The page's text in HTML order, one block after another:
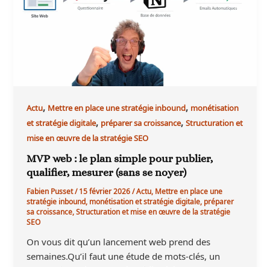
Actu, Mettre en place une stratégie inbound, monétisation
et stratégie digitale, préparer sa croissance,Structuration et
mise en œuvre de la stratégie SEO
MVP web : le plan simple pour publier,
qualifier, mesurer (sans se noyer)
Fabien Pusset/15 février 2026/Actu,Mettre en place une
stratégie inbound,monétisation et stratégie digitale,préparer
sa croissance,Structuration et mise en œuvre de la stratégie
SEO
On vous dit qu’un lancement web prend des
semaines.Qu’il faut une étude de mots-clés, un